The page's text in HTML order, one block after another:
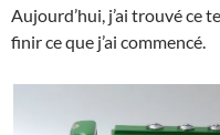
Aujourd’hui, j’ai trouvé ce
finir ce que j’ai commencé.